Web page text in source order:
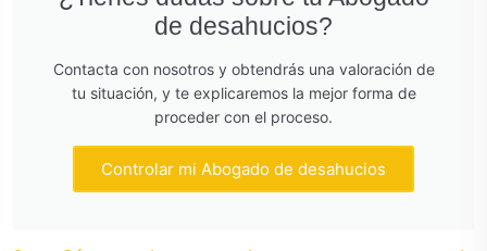
de desahucios?
Contacta con nosotros y obtendrás una valoración de
tu situación, y te explicaremos la mejor forma de
proceder con el proceso.
Controlar mi Abogado de desahucios